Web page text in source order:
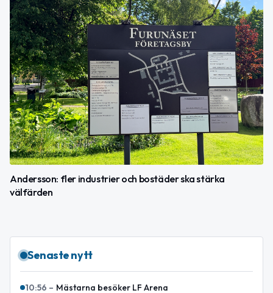
Andersson: fler industrier och bostäder ska stärka
välfärden
Senaste nytt
10:56 – Mästarna besöker LF Arena